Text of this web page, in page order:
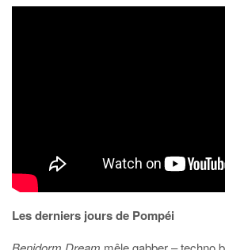
Les derniers jours de Pompéi